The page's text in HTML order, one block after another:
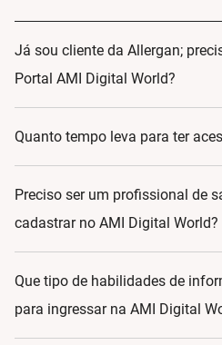
Já sou cliente da Allergan;
Portal AMI Digital World?
Sim! Ao se inscrever no AMI
profissional. Assim, ao se
criar uma jornada educacional
Quanto tempo leva para ter
24-48 horas
Preciso ser um profissional de
cadastrar no AMI Digital World?
Sim.
Que tipo de habilidades de
para ingressar na AMI Digital